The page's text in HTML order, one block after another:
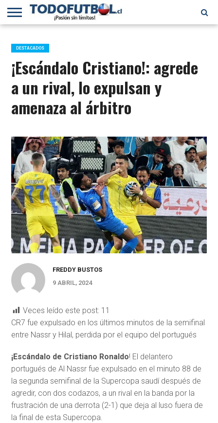
PRIMERA
B
SELECCIÓN
CHILENA
CHILENOS
EN EL
MUNDO
FÚTBOL
INTERNACIONAL
DESTACADOS
¡Escándalo Cristiano!: agrede
a un rival, lo expulsan y
amenaza al árbitro
FREDDY BUSTOS
9 ABRIL, 2024
Veces leído este post: 11
CR7 fue expulsado en los últimos minutos de la semifinal
entre Nassr y Hilal, perdida por el equipo del portugués
¡Escándalo de Cristiano Ronaldo! El delantero
portugués de Al Nassr fue expulsado en el minuto 88 de
la segunda semifinal de la Supercopa saudí después de
agredir, con dos codazos, a un rival en la banda por la
frustración de una derrota (2-1) que deja al luso fuera de
la final de esta Supercopa.